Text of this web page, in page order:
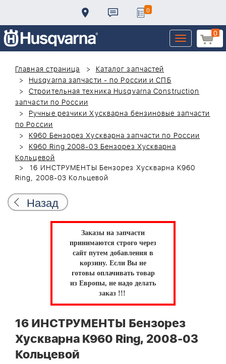
0
0
Toggle
navigation
Главная страница
Каталог запчастей
Husqvarna запчасти - по России и СПБ
Строительная техника Husqvarna Construction
запчасти по России
Ручные резчики Хускварна бензиновые запчасти
по России
K960 Бензорез Хускварна запчасти по России
K960 Ring 2008-03 Бензорез Хускварна
Кольцевой
16 ИНСТРУМЕНТЫ Бензорез Хускварна K960
Ring, 2008-03 Кольцевой
Назад
Заказы на запчасти
принимаются строго через
сайт путем добавления в
корзину. Если Вы не
готовы оплачивать товар
из Европы, не надо делать
заказ !!!
16 ИНСТРУМЕНТЫ Бензорез
Хускварна K960 Ring, 2008-03
Кольцевой